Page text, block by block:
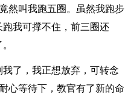
然叫我跑五圈。虽然我跑步
我可撑不住，前三圈还
了，我正想放弃，可转念
心等待下，教官有了新的命